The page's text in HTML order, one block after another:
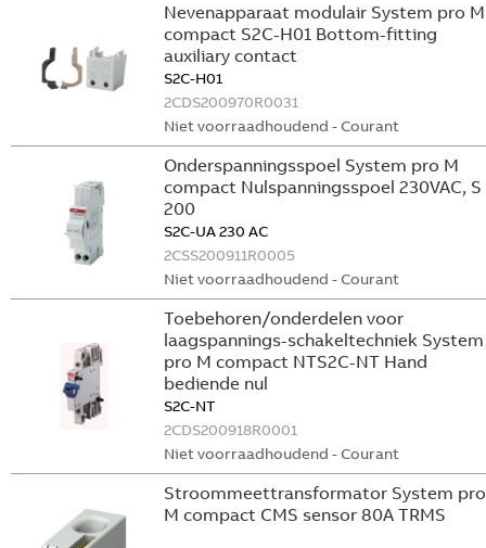
Nevenapparaat modulair System pro M
compact S2C-H01 Bottom-fitting
auxiliary contact
S2C-H01
2CDS200970R0031
Niet voorraadhoudend - Courant
Onderspanningsspoel System pro M
compact Nulspanningsspoel 230VAC, S
200
S2C-UA 230 AC
2CSS200911R0005
Niet voorraadhoudend - Courant
Toebehoren/onderdelen voor
laagspannings-schakeltechniek System
pro M compact NTS2C-NT Hand
bediende nul
S2C-NT
2CDS200918R0001
Niet voorraadhoudend - Courant
Stroommeettransformator System pro
M compact CMS sensor 80A TRMS